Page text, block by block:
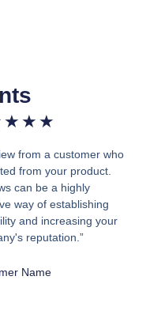
★ ★ ★
from a customer who
from your product.
can be a highly
way of establishing
and increasing your
reputation.”
Name